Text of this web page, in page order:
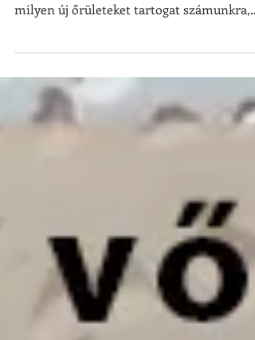
Nem csak az új év érkezett meg, hanem az
milyen új őrületeket tartogat számunkra,
vagyis a...